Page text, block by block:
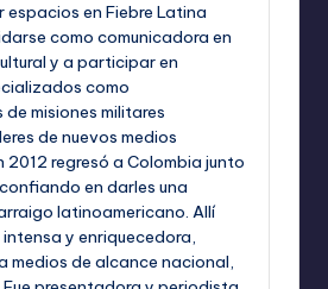
espacios en Fiebre Latina
como comunicadora en
y a participar en
como
misiones militares
de nuevos medios
2012 regresó a Colombia junto
en darles una
latinoamericano. Allí
y enriquecedora,
medios de alcance nacional,